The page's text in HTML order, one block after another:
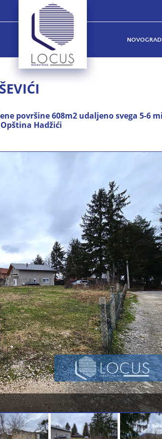
površine 608m2 udaljeno svega 5-6
Hadžići
. Parcela